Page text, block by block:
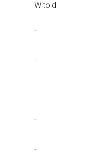
Witold
-
-
-
-
-